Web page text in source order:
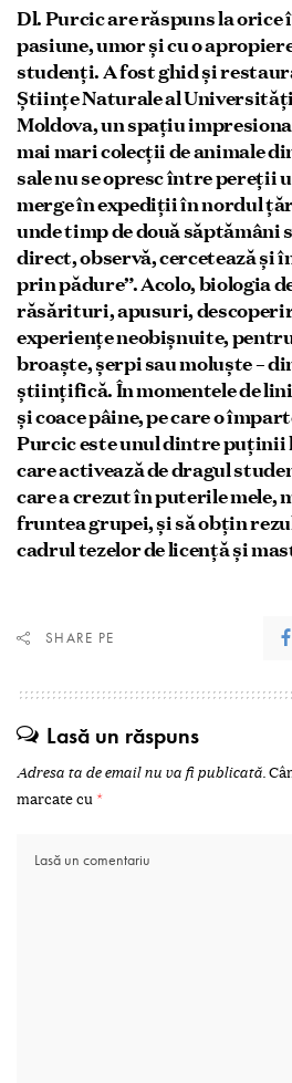
Dl. Purcic are răspuns la orice
pasiune, umor și cu o
studenți. A fost ghid și
Științe Naturale al
Moldova, un spațiu
mai mari colecții de animale
sale nu se opresc între pereții
merge în expediții în nordul
unde timp de două săptămâni
direct, observă, cercetează și
prin pădure”. Acolo, biologia
răsărituri, apusuri,
experiențe neobișnuite,
broaște, șerpi sau moluște –
științifică. În momentele de
și coace pâine, pe care o
Purcic este unul dintre
care activează de dragul
care a crezut în puterile mele,
fruntea grupei, și să obțin
cadrul tezelor de licență și
SHARE PE
Lasă un răspuns
Adresa ta de email nu va fi publicată.
marcate cu *